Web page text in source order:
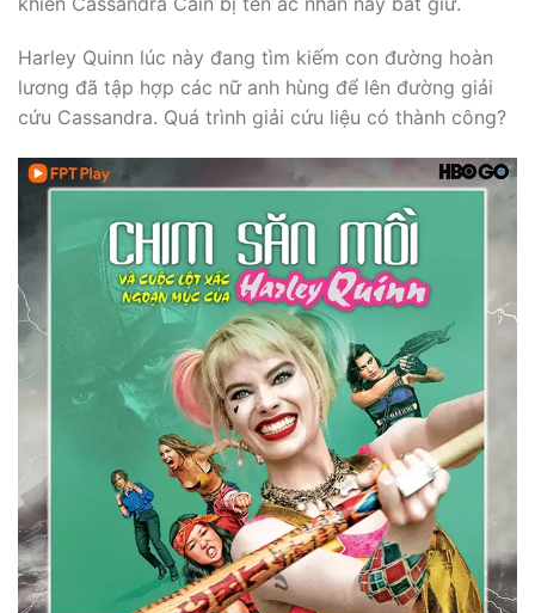
Harley Quinn lúc này đang tìm kiếm con đường hoàn
lương đã tập hợp các nữ anh hùng để lên đường giải
cứu Cassandra. Quá trình giải cứu liệu có thành công?